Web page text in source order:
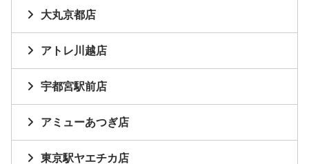
大丸京都店
アトレ川越店
宇都宮駅前店
アミューあつぎ店
東京駅ヤエチカ店